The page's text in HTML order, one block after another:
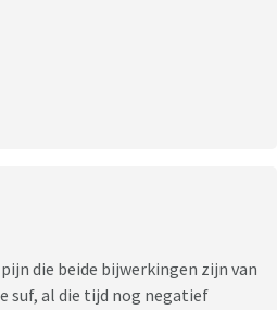
die beide bijwerkingen zijn van
suf, al die tijd nog negatief